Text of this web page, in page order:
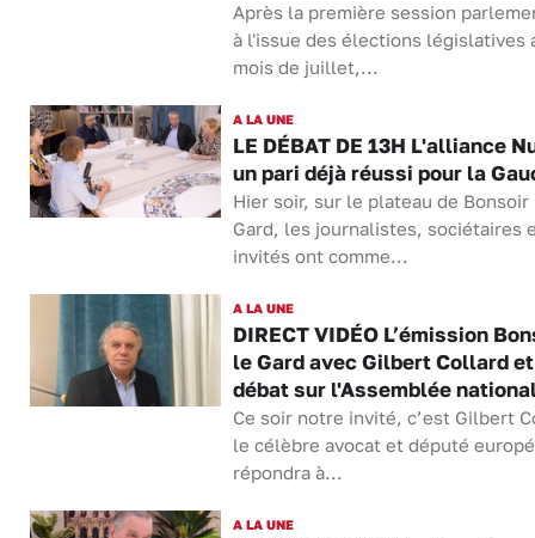
Après la première session
à l'issue des élections législatives
mois de juillet,...
A LA UNE
LE DÉBAT DE 13H L'alliance
un pari déjà réussi pour la
Hier soir, sur le plateau de Bonsoir
Gard, les journalistes, sociétaires
invités ont comme...
A LA UNE
DIRECT VIDÉO L’émission
le Gard avec Gilbert Collard et
débat sur l'Assemblée
Ce soir notre invité, c’est Gilbert
le célèbre avocat et député
répondra à...
A LA UNE